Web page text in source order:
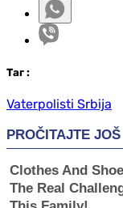
Таг :
Vaterpolisti Srbija